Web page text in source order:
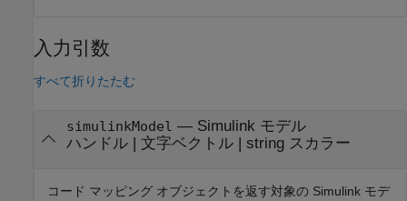
入力引数
すべて折りたたむ
simulinkModel — Simulink モデル
ハンドル| 文字ベクトル| string スカラー
コード マッピング オブジェクトを返す対象の Simulink モデ